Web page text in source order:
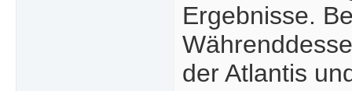
Ergebnisse.
der Atlantis